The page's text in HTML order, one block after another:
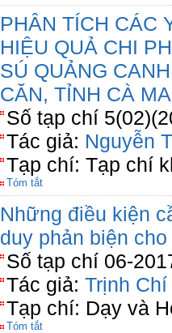
PHÂN TÍCH CÁC
HIỆU QUẢ CHI
SÚ QUẢNG
CĂN, TỈNH CÀ
Số tạp chí
Tác giả: Nguyễn
Tạp chí: Tạp chí
Tóm tắt
Những điều kiện
duy phản biện
Số tạp chí 06-
Tác giả: Trịnh
Tạp chí: Dạy và
Tóm tắt